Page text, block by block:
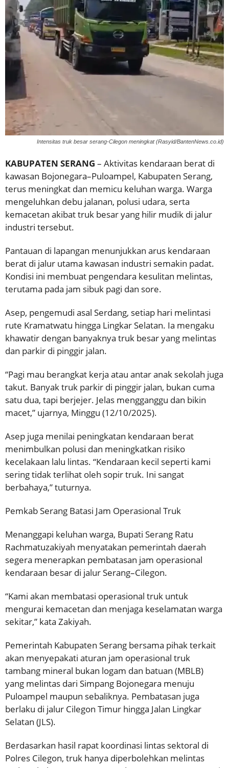
Intensitas truk besar serang-Cilegon meningkat (Rasyid/BantenNews.co.id)
KABUPATEN SERANG – Aktivitas kendaraan berat di
kawasan Bojonegara–Puloampel, Kabupaten Serang,
terus meningkat dan memicu keluhan warga. Warga
mengeluhkan debu jalanan, polusi udara, serta
kemacetan akibat truk besar yang hilir mudik di jalur
industri tersebut.
Pantauan di lapangan menunjukkan arus kendaraan
berat di jalur utama kawasan industri semakin padat.
Kondisi ini membuat pengendara kesulitan melintas,
terutama pada jam sibuk pagi dan sore.
Asep, pengemudi asal Serdang, setiap hari melintasi
rute Kramatwatu hingga Lingkar Selatan. Ia mengaku
khawatir dengan banyaknya truk besar yang melintas
dan parkir di pinggir jalan.
“Pagi mau berangkat kerja atau antar anak sekolah juga
takut. Banyak truk parkir di pinggir jalan, bukan cuma
satu dua, tapi berjejer. Jelas mengganggu dan bikin
macet,” ujarnya, Minggu (12/10/2025).
Asep juga menilai peningkatan kendaraan berat
menimbulkan polusi dan meningkatkan risiko
kecelakaan lalu lintas. “Kendaraan kecil seperti kami
sering tidak terlihat oleh sopir truk. Ini sangat
berbahaya,” tuturnya.
Pemkab Serang Batasi Jam Operasional Truk
Menanggapi keluhan warga, Bupati Serang Ratu
Rachmatuzakiyah menyatakan pemerintah daerah
segera menerapkan pembatasan jam operasional
kendaraan besar di jalur Serang–Cilegon.
“Kami akan membatasi operasional truk untuk
mengurai kemacetan dan menjaga keselamatan warga
sekitar,” kata Zakiyah.
Pemerintah Kabupaten Serang bersama pihak terkait
akan menyepakati aturan jam operasional truk
tambang mineral bukan logam dan batuan (MBLB)
yang melintas dari Simpang Bojonegara menuju
Puloampel maupun sebaliknya. Pembatasan juga
berlaku di jalur Cilegon Timur hingga Jalan Lingkar
Selatan (JLS).
Berdasarkan hasil rapat koordinasi lintas sektoral di
Polres Cilegon, truk hanya diperbolehkan melintas